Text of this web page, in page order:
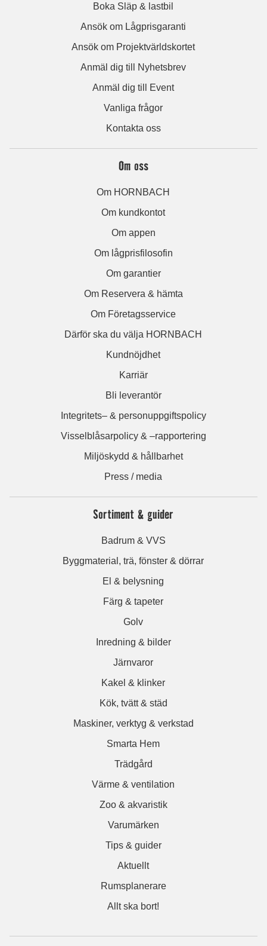
Boka Släp & lastbil
Ansök om Lågprisgaranti
Ansök om Projektvärldskortet
Anmäl dig till Nyhetsbrev
Anmäl dig till Event
Vanliga frågor
Kontakta oss
Om oss
Om HORNBACH
Om kundkontot
Om appen
Om lågprisfilosofin
Om garantier
Om Reservera & hämta
Om Företagsservice
Därför ska du välja HORNBACH
Kundnöjdhet
Karriär
Bli leverantör
Integritets– & personuppgiftspolicy
Visselblåsarpolicy & –rapportering
Miljöskydd & hållbarhet
Press / media
Sortiment & guider
Badrum & VVS
Byggmaterial, trä, fönster & dörrar
El & belysning
Färg & tapeter
Golv
Inredning & bilder
Järnvaror
Kakel & klinker
Kök, tvätt & städ
Maskiner, verktyg & verkstad
Smarta Hem
Trädgård
Värme & ventilation
Zoo & akvaristik
Varumärken
Tips & guider
Aktuellt
Rumsplanerare
Allt ska bort!